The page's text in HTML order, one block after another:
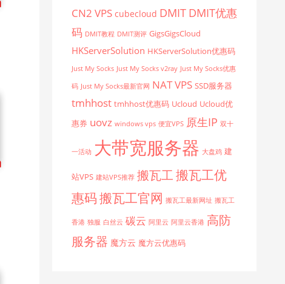
CN2 VPS cubecloud DMIT DMIT优惠
码 DMIT教程 DMIT测评 GigsGigsCloud
HKServerSolution HKServerSolution优惠码
Just My Socks Just My Socks v2ray Just My Socks优惠
码 Just My Socks最新官网 NAT VPS SSD服务器
tmhhost tmhhost优惠码 Ucloud Ucloud优
惠券 uovz windows vps 便宜VPS 原生IP 双十
一活动 大带宽服务器 大盘鸡 建
站VPS 建站VPS推荐 搬瓦工搬瓦工优
惠码搬瓦工官网 搬瓦工最新网址 搬瓦工
香港 独服 白丝云 碳云 阿里云 阿里云香港 高防
服务器 魔方云 魔方云优惠码